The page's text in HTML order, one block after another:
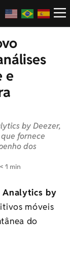
e
by Deezer,
fornece
dos
1 min
Analytics by
móveis
do